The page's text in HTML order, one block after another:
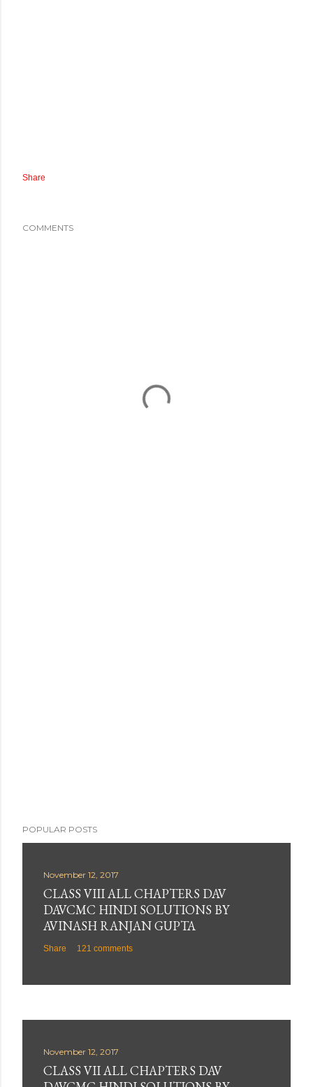
Share
COMMENTS
POPULAR POSTS
November 12, 2017
CLASS VIII ALL CHAPTERS DAV
DAVCMC HINDI SOLUTIONS BY
AVINASH RANJAN GUPTA
Share 121 comments
November 12, 2017
CLASS VII ALL CHAPTERS DAV